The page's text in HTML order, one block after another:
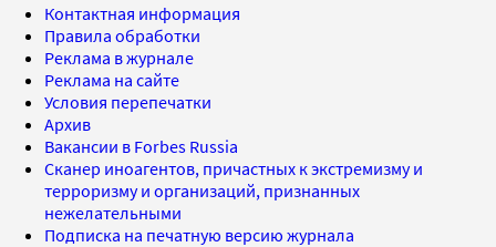
Контактная информация
Правила обработки
Реклама в журнале
Реклама на сайте
Условия перепечатки
Архив
Вакансии в Forbes Russia
Сканер иноагентов, причастных к экстремизму и
терроризму и организаций, признанных
нежелательными
Подписка на печатную версию журнала